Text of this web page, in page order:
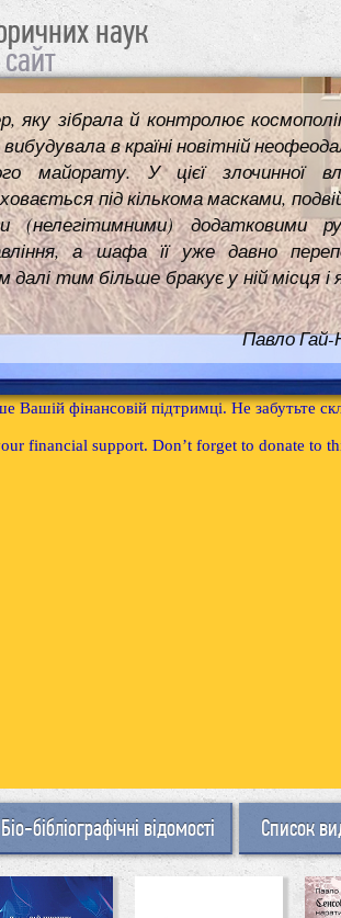
наук
яку зібрала й контролює
в країні новітній
майорату. У цієї злочинної
під кількома масками,
(нелегітимними) додатковими
а шафа її уже давно
тим більше бракує у ній місця і
Павло
Вашій фінансовій підтримці. Не забутьте
financial support. Don’t forget to donate to
Біо-бібліографічні відомості Список